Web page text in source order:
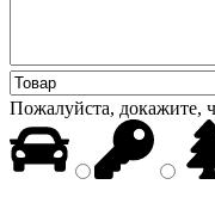
Пожалуйста, докажите,